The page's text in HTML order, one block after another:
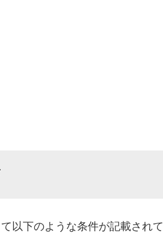
以下のような条件が記載されて